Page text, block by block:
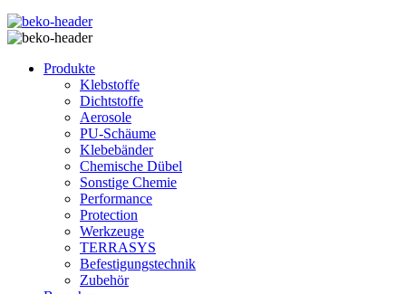
Produkte
Klebstoffe
Dichtstoffe
Aerosole
PU-Schäume
Klebebänder
Chemische Dübel
Sonstige Chemie
Performance
Protection
Werkzeuge
TERRASYS
Befestigungstechnik
Zubehör